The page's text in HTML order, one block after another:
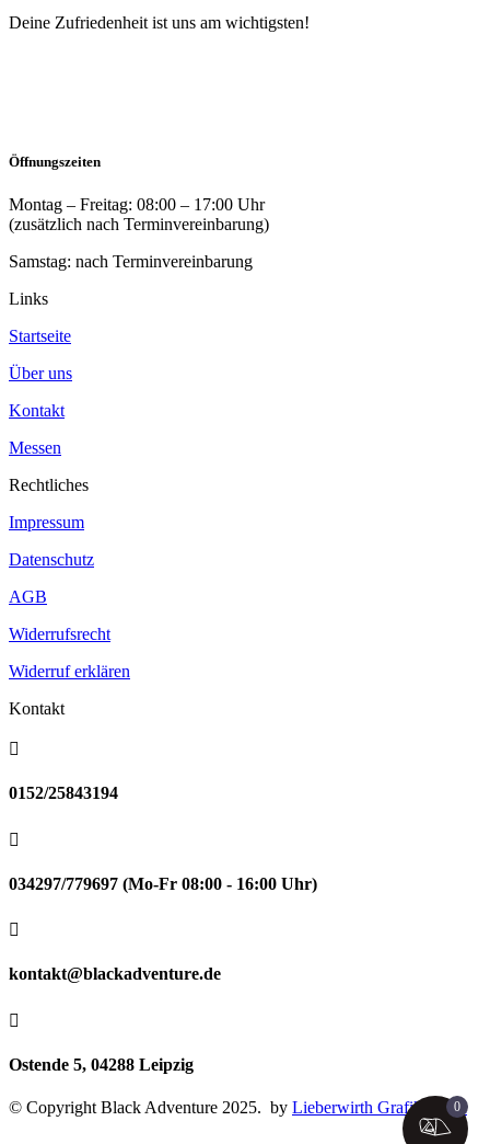
Deine Zufriedenheit ist uns am wichtigsten!
Öffnungszeiten
Montag – Freitag: 08:00 – 17:00 Uhr
(zusätzlich nach Terminvereinbarung)
Samstag: nach Terminvereinbarung
Links
Startseite
Über uns
Kontakt
Messen
Rechtliches
Impressum
Datenschutz
AGB
Widerrufsrecht
Widerruf erklären
Kontakt

0152/25843194

034297/779697 (Mo-Fr 08:00 - 16:00 Uhr)

kontakt@blackadventure.de

Ostende 5, 04288 Leipzig
© Copyright Black Adventure 2025. by Lieberwirth Grafikdesign